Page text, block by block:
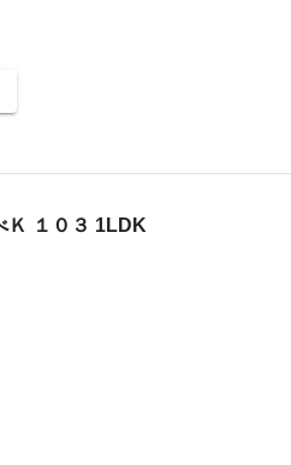
１０３ 1LDK